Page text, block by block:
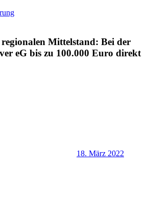
Mittelstand: Bei der
eG bis zu 100.000 Euro direkt
18. März 2022